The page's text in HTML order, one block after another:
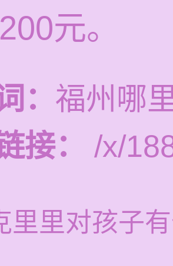
元。
： 福州哪
接：
/x/
里里对孩子